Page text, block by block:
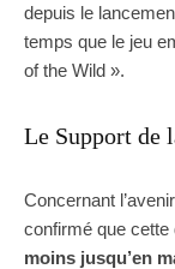
depuis le
temps que le jeu
of the Wild ».
Le Support de
Concernant
confirmé que cette
moins jusqu’en